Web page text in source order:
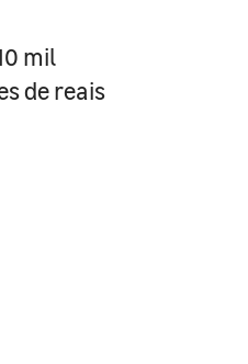
mil
de reais